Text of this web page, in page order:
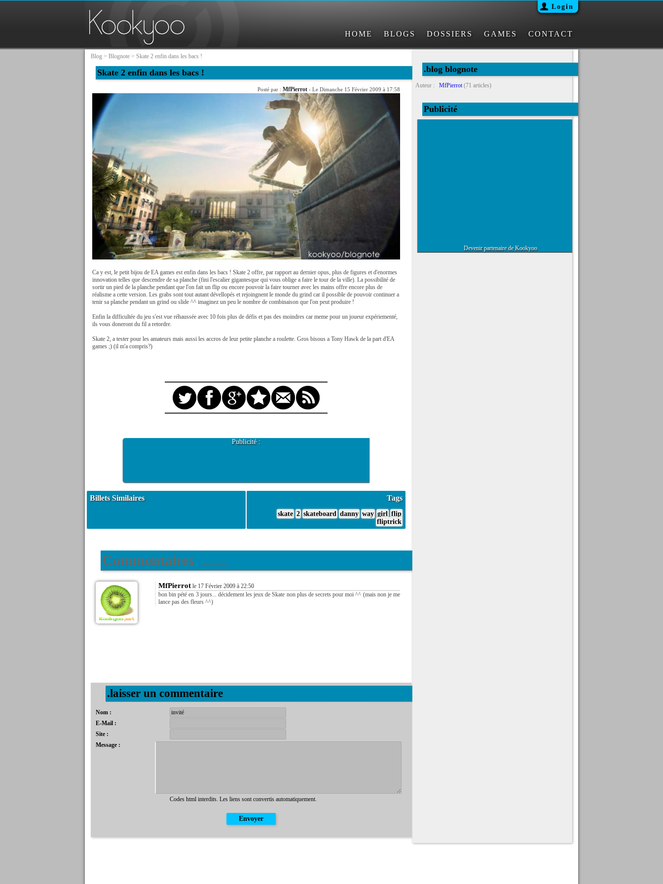
Login
HOME BLOGS DOSSIERS GAMES CONTACT
Blog > Blognote > Skate 2 enfin dans les bacs !
Skate 2 enfin dans les bacs !
Posté par : MfPierrot - Le Dimanche 15 Février 2009 à 17:58
Ca y est, le petit bijou de EA games est enfin dans les bacs ! Skate 2 offre, par rapport au dernier opus, plus de figures et d'enormes
innovation telles que descendre de sa planche (fini l'escalier gigantesque qui vous oblige a faire le tour de la ville). La possibilité de
sortir un pied de la planche pendant que l'on fait un flip ou encore pouvoir la faire tourner avec les mains offre encore plus de
réalisme a cette version. Les grabs sont tout autant dévellopés et rejoingnent le monde du grind car il possible de pouvoir continuer a
tenir sa planche pendant un grind ou slide ^^ imaginez un peu le nombre de combinaison que l'on peut produire !
Enfin la difficultée du jeu s'est vue réhaussée avec 10 fois plus de défis et pas des moindres car meme pour un joueur expériementé,
ils vous doneront du fil a retordre.
Skate 2, a tester pour les amateurs mais aussi les accros de leur petite planche a roulette. Gros bisous a Tony Hawk de la part d'EA
games ;) (il m'a compris?)
Publicité :
Billets Similaires Tags
skate 2 skateboard danny way girl flip
fliptrick
Commentaires 1 commentaire
MfPierrot le 17 Février 2009 à 22:50
bon bin pété en 3 jours... décidement les jeux de Skate non plus de secrets pour moi ^^ (mais non je me
lance pas des fleurs ^^)
.laisser un commentaire
Nom :
E-Mail :
Site :
Message :
Codes html interdits. Les liens sont convertis automatiquement.
.blog blognote
Auteur : MfPierrot(71 articles)
Publicité
Devenir partenaire de Kookyoo